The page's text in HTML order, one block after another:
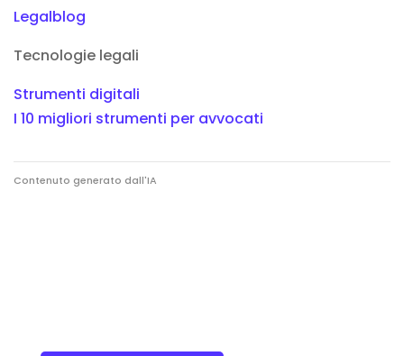
Legalblog
Tecnologie legali
Strumenti digitali
I 10 migliori strumenti per avvocati
Contenuto generato dall'IA